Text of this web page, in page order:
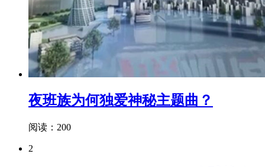
夜班族为何独爱神秘主题曲？
阅读：200
2